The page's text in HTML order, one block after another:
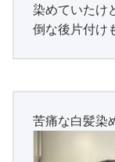
染めていたけ
倒な後片付け
苦痛な白髪染